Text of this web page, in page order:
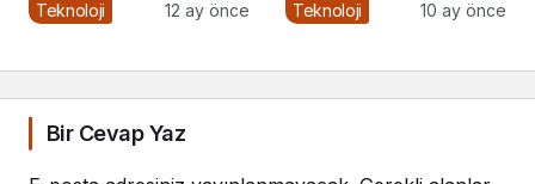
Teknoloji 12 ay önce Hazır Olun
Teknoloji 10 ay önce
Bir Cevap Yaz